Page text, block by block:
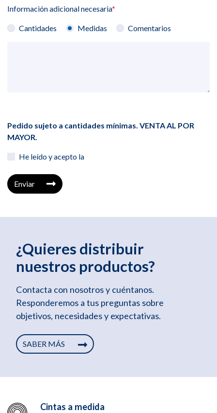
Información adicional necesaria*
Cantidades Medidas Comentarios
Pedido sujeto a cantidades mínimas. VENTA AL POR
MAYOR.
He leído y acepto la
Enviar
¿Quieres distribuir
nuestros productos?
Contacta con nosotros y cuéntanos.
Responderemos a tus preguntas sobre
objetivos, necesidades y expectativas.
SABER MÁS
Cintas a medida